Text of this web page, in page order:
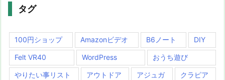
タグ
100円ショップ Amazonビデオ B6ノート DIY
Felt VR40 WordPress おうち遊び
やりたい事リスト アウトドア アジュガ クラピア